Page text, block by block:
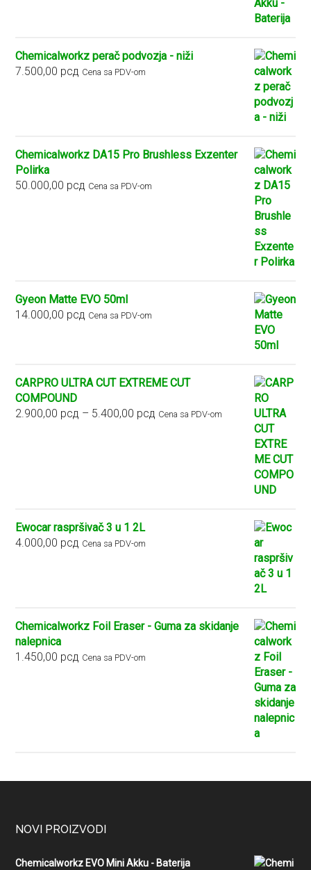
Chemicalworkz perač podvozja - niži
7.500,00 рсд Cena sa PDV-om
Chemicalworkz DA15 Pro Brushless Exzenter
Polirka
50.000,00 рсд Cena sa PDV-om
Gyeon Matte EVO 50ml
14.000,00 рсд Cena sa PDV-om
CARPRO ULTRA CUT EXTREME CUT
COMPOUND
2.900,00 рсд – 5.400,00 рсд Raspon
Cena sa PDV-om
Ewocar raspršivač 3 u 1 2L
4.000,00 рсд Cena sa PDV-om
Chemicalworkz Foil Eraser - Guma za skidanje
nalepnica
1.450,00 рсд Cena sa PDV-om
Footer
NOVI PROIZVODI
Chemicalworkz EVO Mini Akku - Baterija